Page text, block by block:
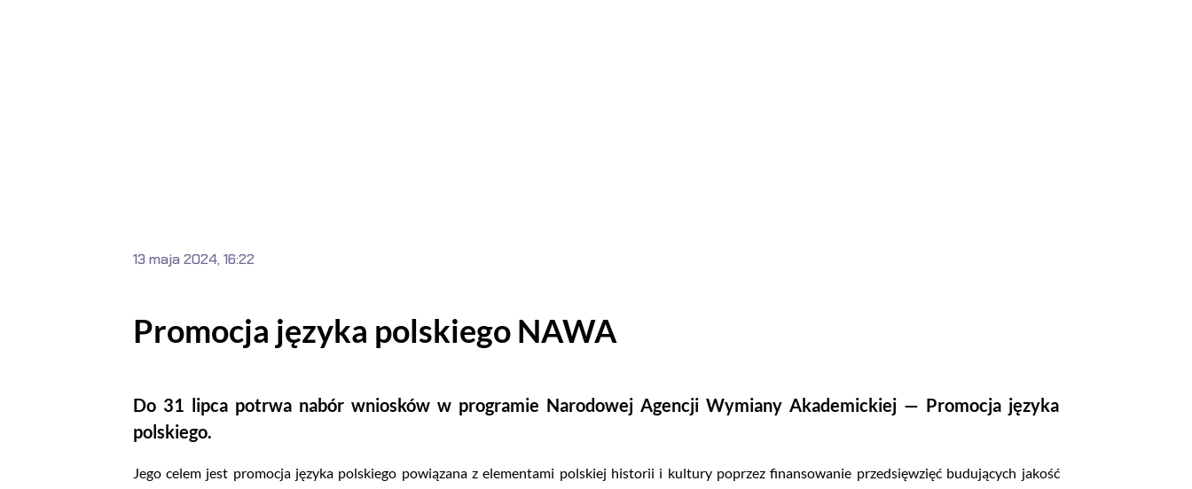
Promocja języka polskiego NAWA
Do 31 lipca potrwa nabór wniosków w programie Narodowej Agencji Wymiany Akademickiej — Promocja języka
polskiego.
13 maja 2024, 16:22
Jego celem jest promocja języka polskiego powiązana z elementami polskiej historii i kultury poprzez finansowanie przedsięwzięć budujących jakość